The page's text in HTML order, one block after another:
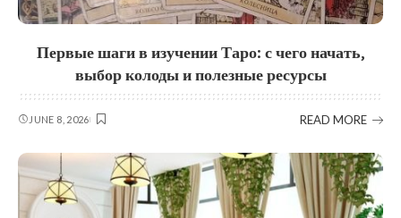
Первые шаги в изучении Таро: с чего начать,
выбор колоды и полезные ресурсы
JUNE 8, 2026 READ MORE